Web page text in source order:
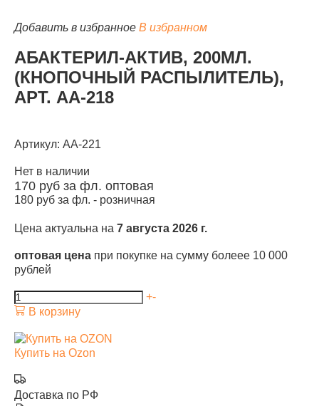
Добавить в избранное В избранном
АБАКТЕРИЛ-АКТИВ, 200МЛ.
(КНОПОЧНЫЙ РАСПЫЛИТЕЛЬ),
АРТ. АА-218
Артикул: АА-221
Нет в наличии
170 руб за фл. оптовая
180 руб за фл. - розничная
Цена актуальна на 7 августа 2026 г.
оптовая цена при покупке на сумму болеее 10 000
рублей
+-
В корзину
Купить на Ozon
Доставка по РФ